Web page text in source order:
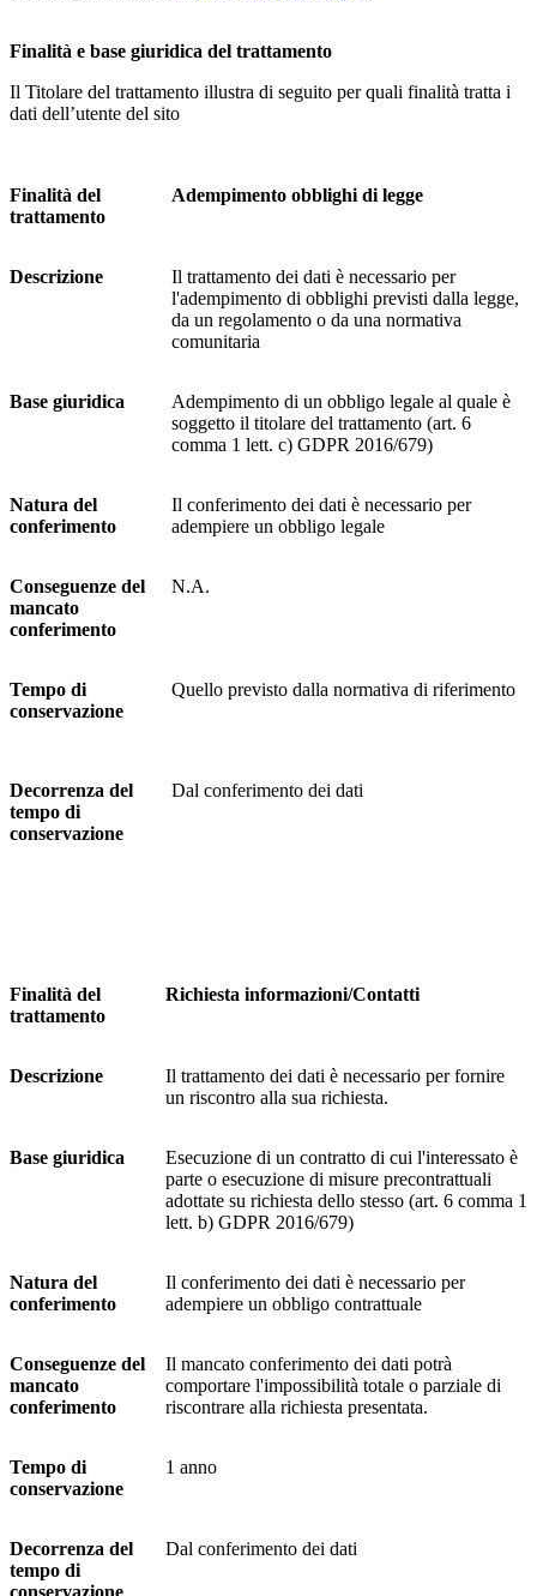
Finalità e base giuridica del trattamento
Il Titolare del trattamento illustra di seguito per quali finalità tratta i
dati dell’utente del sito
Finalità del
trattamento
Adempimento obblighi di legge
Descrizione
Il trattamento dei dati è necessario per
l'adempimento di obblighi previsti dalla legge,
da un regolamento o da una normativa
comunitaria
Base giuridica
Adempimento di un obbligo legale al quale è
soggetto il titolare del trattamento (art. 6
comma 1 lett. c) GDPR 2016/679)
Natura del
conferimento
Il conferimento dei dati è necessario per
adempiere un obbligo legale
Conseguenze del
mancato
conferimento
N.A.
Tempo di
conservazione
Quello previsto dalla normativa di riferimento
Decorrenza del
tempo di
conservazione
Dal conferimento dei dati
Finalità del
trattamento
Richiesta informazioni/Contatti
Descrizione
Il trattamento dei dati è necessario per fornire
un riscontro alla sua richiesta.
Base giuridica
Esecuzione di un contratto di cui l'interessato è
parte o esecuzione di misure precontrattuali
adottate su richiesta dello stesso (art. 6 comma 1
lett. b) GDPR 2016/679)
Natura del
conferimento
Il conferimento dei dati è necessario per
adempiere un obbligo contrattuale
Conseguenze del
mancato
conferimento
Il mancato conferimento dei dati potrà
comportare l'impossibilità totale o parziale di
riscontrare alla richiesta presentata.
Tempo di
conservazione
1 anno
Decorrenza del
tempo di
conservazione
Dal conferimento dei dati